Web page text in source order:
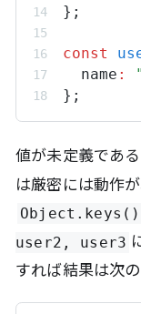
};
const
name :
};
値が未定義であ
は厳密には動作
Object.keys()
user2, user3
すれば結果は次